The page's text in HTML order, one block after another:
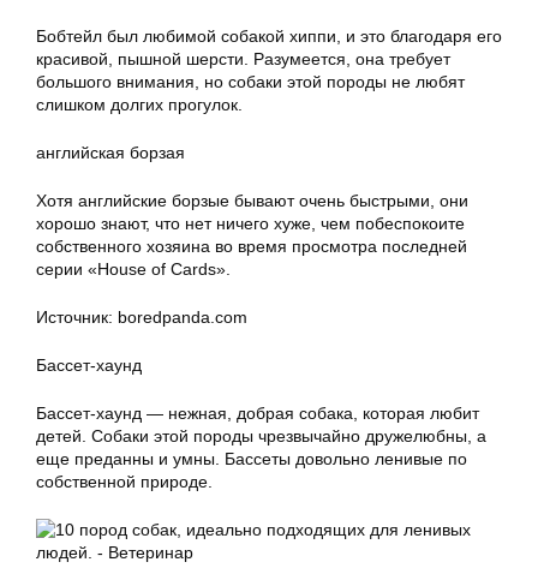
Бобтейл был любимой собакой хиппи, и это благодаря его
красивой, пышной шерсти. Разумеется, она требует
большого внимания, но собаки этой породы не любят
слишком долгих прогулок.
английская борзая
Хотя английские борзые бывают очень быстрыми, они
хорошо знают, что нет ничего хуже, чем побеспокоите
собственного хозяина во время просмотра последней
серии «House of Cards».
Источник: boredpanda.com
Бассет-хаунд
Бассет-хаунд — нежная, добрая собака, которая любит
детей. Собаки этой породы чрезвычайно дружелюбны, а
еще преданны и умны. Бассеты довольно ленивые по
собственной природе.